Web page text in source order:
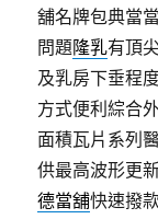
舖名牌包典當
問題隆乳有頂
及乳房下垂程
方式便利綜合
面積瓦片系列
供最高波形更
德當舖快速撥